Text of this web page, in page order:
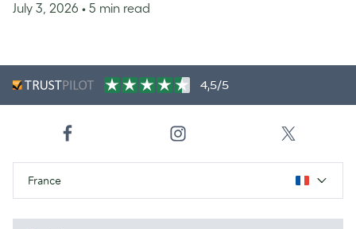
July 3, 2026 • 5 min read
4,5/5
France